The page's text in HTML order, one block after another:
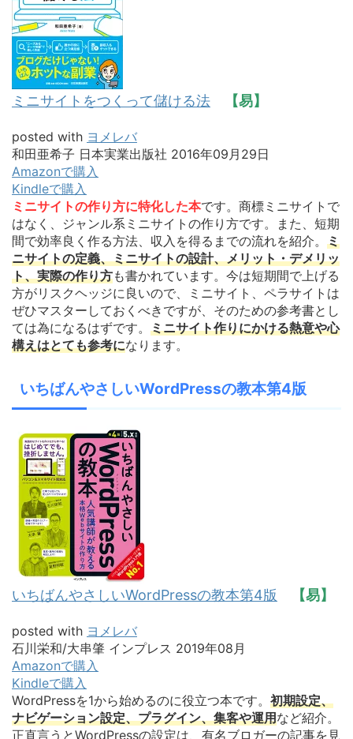
ミニサイトをつくって儲ける法 【易】
posted with ヨメレバ
和田亜希子 日本実業出版社 2016年09月29日
Amazonで購入
Kindleで購入
ミニサイトの作り方に特化した本です。商標ミニサイトで
はなく、ジャンル系ミニサイトの作り方です。また、短期
間で効率良く作る方法、収入を得るまでの流れを紹介。 ミ
ニサイトの定義、ミニサイトの設計、メリット・デメリッ
ト、実際の作り方も書かれています。今は短期間で上げる
方がリスクヘッジに良いので、ミニサイト、ペラサイトは
ぜひマスターしておくべきですが、そのための参考書とし
ては為になるはずです。 ミニサイト作りにかける熱意や心
構えはとても参考になります。
いちばんやさしいWordPressの教本第4版
いちばんやさしいWordPressの教本第4版 【易】
posted with ヨメレバ
石川栄和/大串肇 インプレス 2019年08月
Amazonで購入
Kindleで購入
WordPressを1から始めるのに役立つ本です。 初期設定、
ナビゲーション設定、プラグイン、集客や運用など紹介。
正直言うとWordPressの設定は、有名ブロガーの記事を見